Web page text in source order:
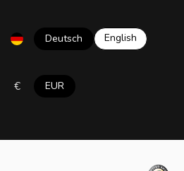
Deutsch English
€ EUR